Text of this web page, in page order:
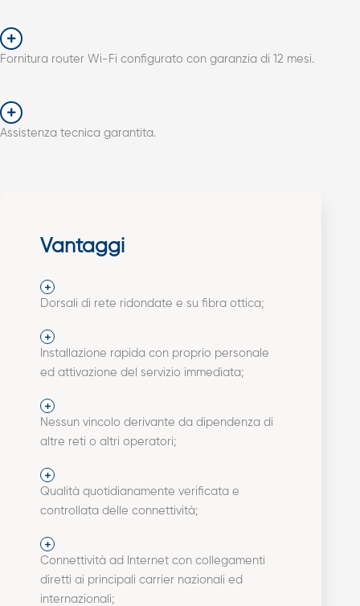
Fornitura router Wi-Fi configurato con garanzia di 12 mesi.
Assistenza tecnica garantita.
Vantaggi
Dorsali di rete ridondate e su fibra ottica;
Installazione rapida con proprio personale
ed attivazione del servizio immediata;
Nessun vincolo derivante da dipendenza di
altre reti o altri operatori;
Qualità quotidianamente verificata e
controllata delle connettività;
Connettività ad Internet con collegamenti
diretti ai principali carrier nazionali ed
internazionali;